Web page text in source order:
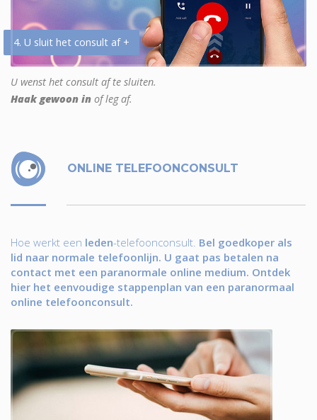
4. U sluit het consult af +
U wenst het consult af te sluiten.
Haak gewoon in of leg af.
ONLINE TELEFOONCONSULT
Hoe werkt een leden-telefoonconsult. Bel goedkoper als
lid naar normale telefoonlijn. U gaat pas betalen na
contact met een paranormale online medium. Ontdek
hier het eenvoudige stappenplan van een paranormaal
online telefoonconsult.